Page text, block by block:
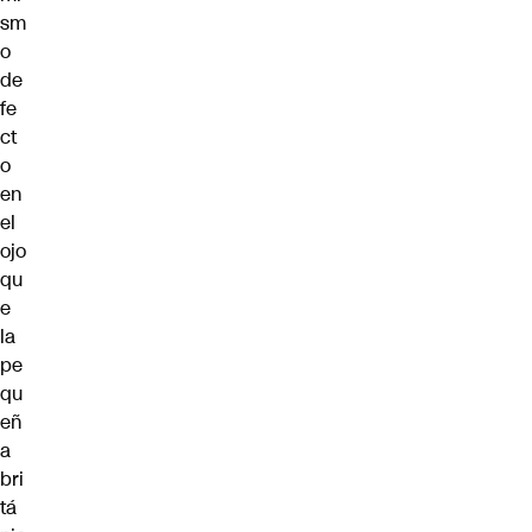
sm
o
de
fe
ct
o
en
el
ojo
qu
e
la
pe
qu
eñ
a
bri
tá